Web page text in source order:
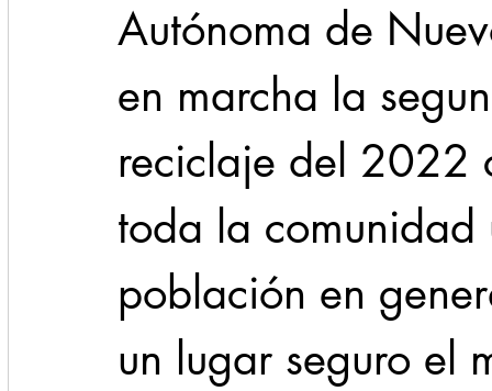
Autónoma de
en marcha la
reciclaje del 2022
toda la
población en
un lugar seguro el